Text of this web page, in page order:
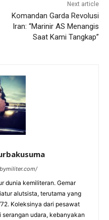
Next article
Komandan Garda Revolusi
Iran: “Marinir AS Menangis
Saat Kami Tangkap”
dunia kemiliteran. Gemar
alutsista, terutama yang
Koleksinya dari pesawat
udara, kebanyakan